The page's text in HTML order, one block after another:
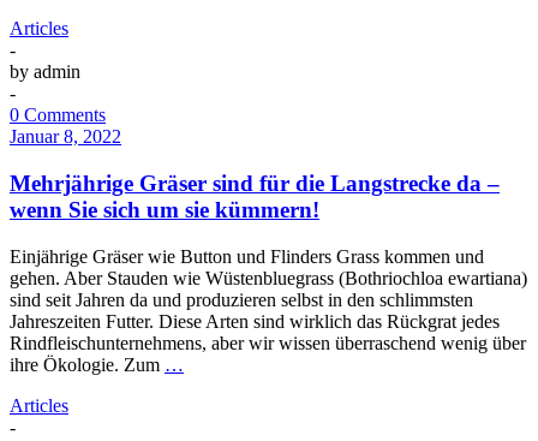
Articles
-
by admin
-
0 Comments
Januar 8, 2022
Mehrjährige Gräser sind für die Langstrecke da –
wenn Sie sich um sie kümmern!
Einjährige Gräser wie Button und Flinders Grass kommen und
gehen. Aber Stauden wie Wüstenbluegrass (Bothriochloa ewartiana)
sind seit Jahren da und produzieren selbst in den schlimmsten
Jahreszeiten Futter. Diese Arten sind wirklich das Rückgrat jedes
Rindfleischunternehmens, aber wir wissen überraschend wenig über
ihre Ökologie. Zum …
Articles
-